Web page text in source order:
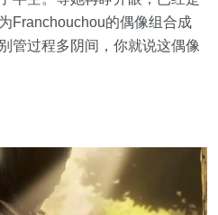
Franchouchou的偶像组合成
管过程多阴间，你就说这偶像